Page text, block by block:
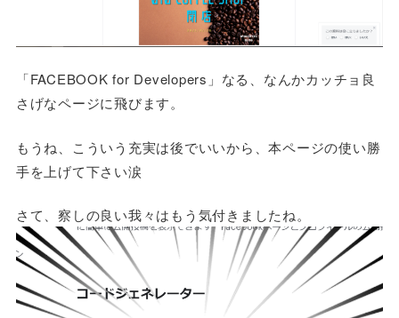
「FACEBOOK for Developers」なる、なんかカッチョ良
さげなページに飛びます。
もうね、こういう充実は後でいいから、本ページの使い勝
手を上げて下さい涙
さて、察しの良い我々はもう気付きましたね。